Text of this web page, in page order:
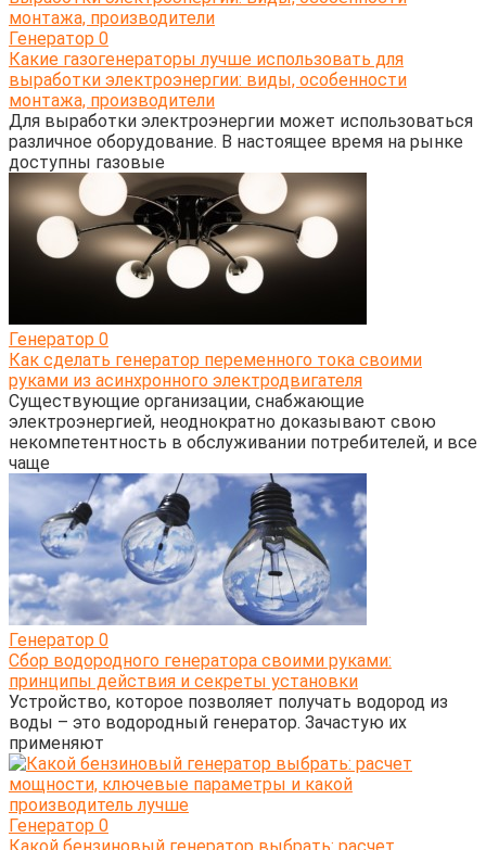
Генератор 0
Какие газогенераторы лучше использовать для
выработки электроэнергии: виды, особенности
монтажа, производители
Для выработки электроэнергии может использоваться
различное оборудование. В настоящее время на рынке
доступны газовые
Генератор 0
Как сделать генератор переменного тока своими
руками из асинхронного электродвигателя
Существующие организации, снабжающие
электроэнергией, неоднократно доказывают свою
некомпетентность в обслуживании потребителей, и все
чаще
Генератор 0
Сбор водородного генератора своими руками:
принципы действия и секреты установки
Устройство, которое позволяет получать водород из
воды – это водородный генератор. Зачастую их
применяют
Генератор 0
Какой бензиновый генератор выбрать: расчет